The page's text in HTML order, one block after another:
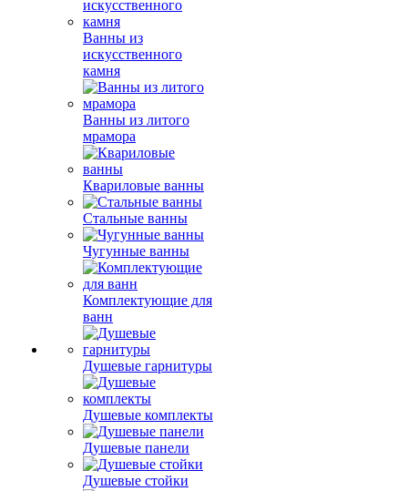
Ванны из
искусственного
камня
Ванны из литого
мрамора
Квариловые ванны
Стальные ванны
Чугунные ванны
Комплектующие для
ванн
Душевые гарнитуры
Душевые комплекты
Душевые панели
Душевые стойки